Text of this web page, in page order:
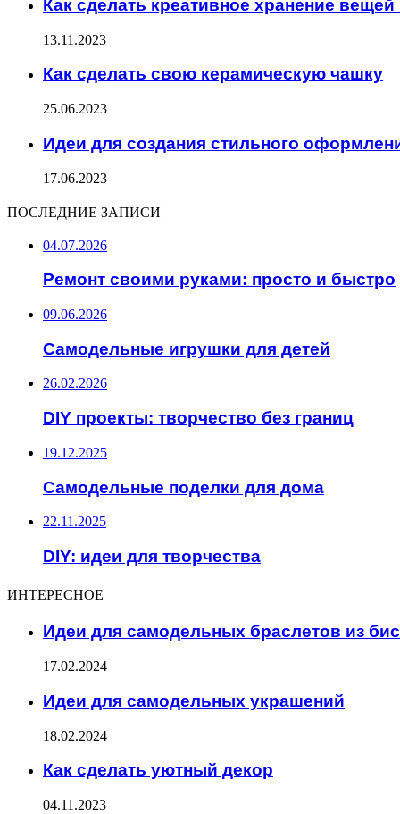
Как сделать креативное хранение
13.11.2023
Как сделать свою керамическую чашку
25.06.2023
Идеи для создания стильного
17.06.2023
ПОСЛЕДНИЕ ЗАПИСИ
04.07.2026
Ремонт своими руками: просто и быстро
09.06.2026
Самодельные игрушки для детей
26.02.2026
DIY проекты: творчество без границ
19.12.2025
Самодельные поделки для дома
22.11.2025
DIY: идеи для творчества
ИНТЕРЕСНОЕ
Идеи для самодельных браслетов из
17.02.2024
Идеи для самодельных украшений
18.02.2024
Как сделать уютный декор
04.11.2023